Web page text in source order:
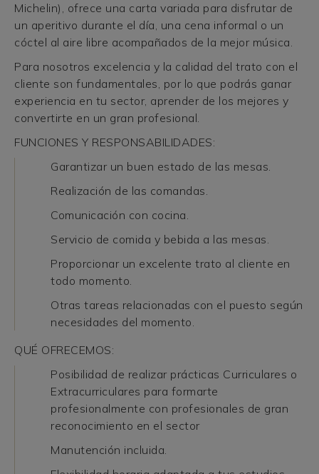
Michelin), ofrece una carta variada para disfrutar de
un aperitivo durante el día, una cena informal o un
cóctel al aire libre acompañados de la mejor música.
Para nosotros excelencia y la calidad del trato con el
cliente son fundamentales, por lo que podrás ganar
experiencia en tu sector, aprender de los mejores y
convertirte en un gran profesional.
FUNCIONES Y RESPONSABILIDADES:
Garantizar un buen estado de las mesas.
Realización de las comandas.
Comunicación con cocina.
Servicio de comida y bebida a las mesas.
Proporcionar un excelente trato al cliente en
todo momento.
Otras tareas relacionadas con el puesto según
necesidades del momento.
QUÉ OFRECEMOS:
Posibilidad de realizar prácticas Curriculares o
Extracurriculares para formarte
profesionalmente con profesionales de gran
reconocimiento en el sector
Manutención incluida.